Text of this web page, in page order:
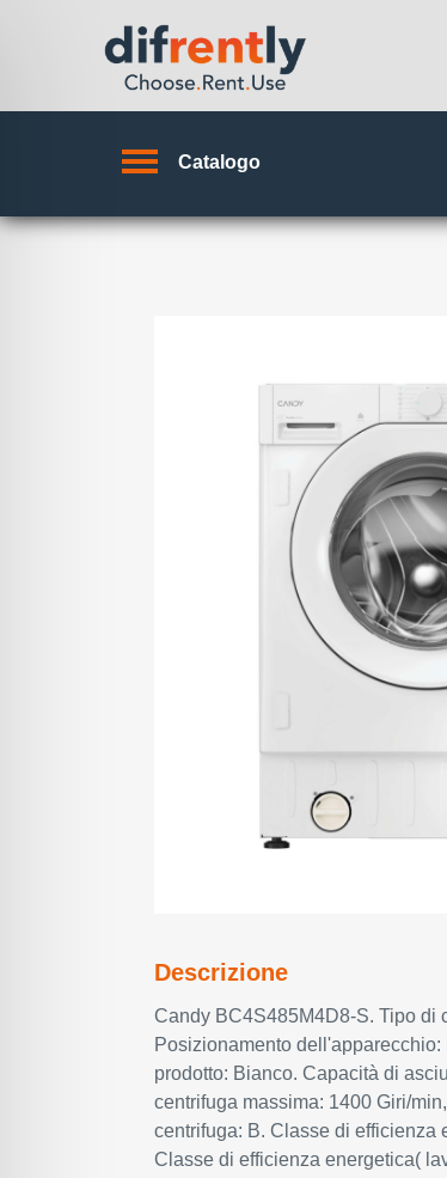
Catalogo
Descrizione
Candy BC4S485M4D8-S. Tipo di
Posizionamento dell'apparecchio:
prodotto: Bianco. Capacità di
centrifuga massima: 1400 Giri/
centrifuga: B. Classe di efficienza
Classe di efficienza energetica(